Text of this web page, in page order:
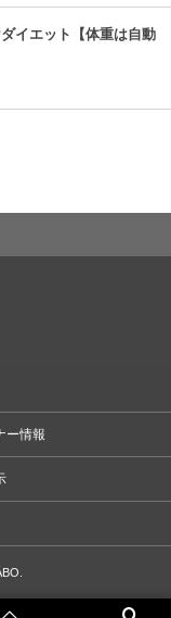
イエット【体重は自動
ー情報